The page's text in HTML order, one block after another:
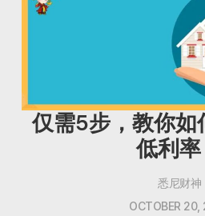
仅需5步，教你如
低利率
悉尼财神
OCTOBER 20,